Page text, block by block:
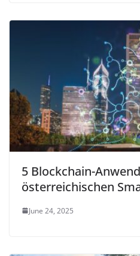
5 Blockchain-
österreichischen
June 24, 2025